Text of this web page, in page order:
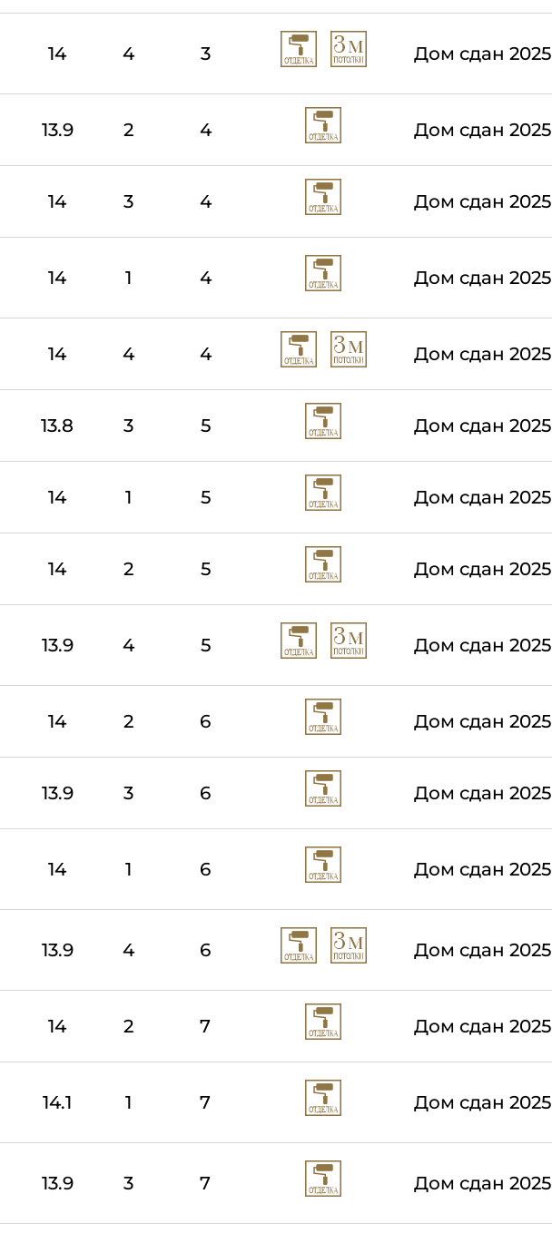
14 4 3 Дом сдан 2025
13.9 2 4 Дом сдан 2025
14 3 4 Дом сдан 2025
14 1 4 Дом сдан 2025
14 4 4 Дом сдан 2025
13.8 3 5 Дом сдан 2025
14 1 5 Дом сдан 2025
14 2 5 Дом сдан 2025
13.9 4 5 Дом сдан 2025
14 2 6 Дом сдан 2025
13.9 3 6 Дом сдан 2025
14 1 6 Дом сдан 2025
13.9 4 6 Дом сдан 2025
14 2 7 Дом сдан 2025
14.1 1 7 Дом сдан 2025
13.9 3 7 Дом сдан 2025